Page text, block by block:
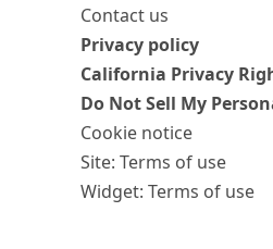
Contact us
Privacy policy
California Privacy
Do Not Sell My
Cookie notice
Site: Terms of use
Widget: Terms of use